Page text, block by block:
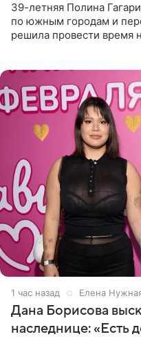
39-летняя Полина
по южным городам и
решила провести время
1 час назад Елена
Дана Борисова
наследнице: «Есть